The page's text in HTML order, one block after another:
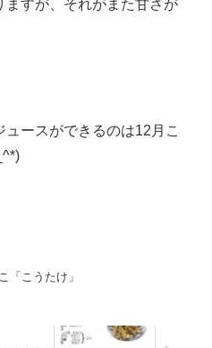
すが、それがまた甘さが
ースができるのは12月こ
「こうたけ」